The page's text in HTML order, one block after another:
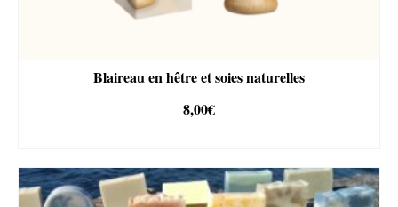
Blaireau en hêtre et soies naturelles
8,00€